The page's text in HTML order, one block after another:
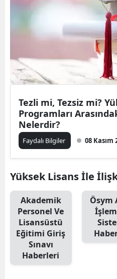
Tezli mi, Tezsiz mi?
Programları
Nelerdir?
Faydalı Bilgiler 08 Kasım
Yüksek Lisans İle
Akademik
Personel Ve
Lisansüstü
Eğitimi Giriş
Sınavı
Haberleri
Ösym